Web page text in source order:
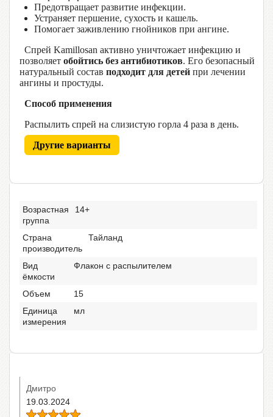
Предотвращает развитие инфекции.
Устраняет першение, сухость и кашель.
Помогает заживлению гнойников при ангине.
Спрей Kamillosan активно уничтожает инфекцию и
позволяет обойтись без антибиотиков. Его безопасный
натуральный состав подходит для детей при лечении
ангины и простуды.
Способ применения
Распылить спрей на слизистую горла 4 раза в день.
Другие варианты
Возрастная
группа
14+
Страна
производитель
Тайланд
Вид
ёмкости
Флакон с распылителем
Объем
15
Единица
измерения
мл
Дмитро
19.03.2024